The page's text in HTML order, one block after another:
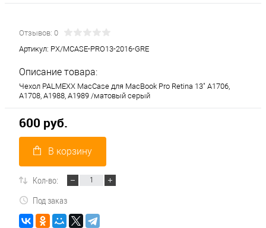
Отзывов: 0
Артикул: PX/MCASE-PRO13-2016-GRE
Описание товара:
Чехол PALMEXX MacCase для MacBook Pro Retina 13" A1706,
A1708, A1988, A1989 /матовый серый
600 руб.
В корзину
Кол-во:
Под заказ